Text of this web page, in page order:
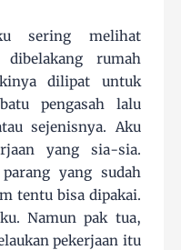
sering melihat
rumah
dilipat untuk
pengasah lalu
sejenisnya. Aku
yang sia-sia.
yang sudah
tentu bisa dipakai.
Namun pak tua,
pekerjaan itu